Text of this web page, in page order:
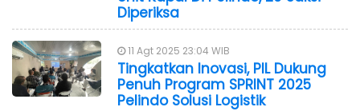
Diperiksa
11 Agt 2025 23:04 WIB
Tingkatkan Inovasi, PIL Dukung
Penuh Program SPRINT 2025
Pelindo Solusi Logistik